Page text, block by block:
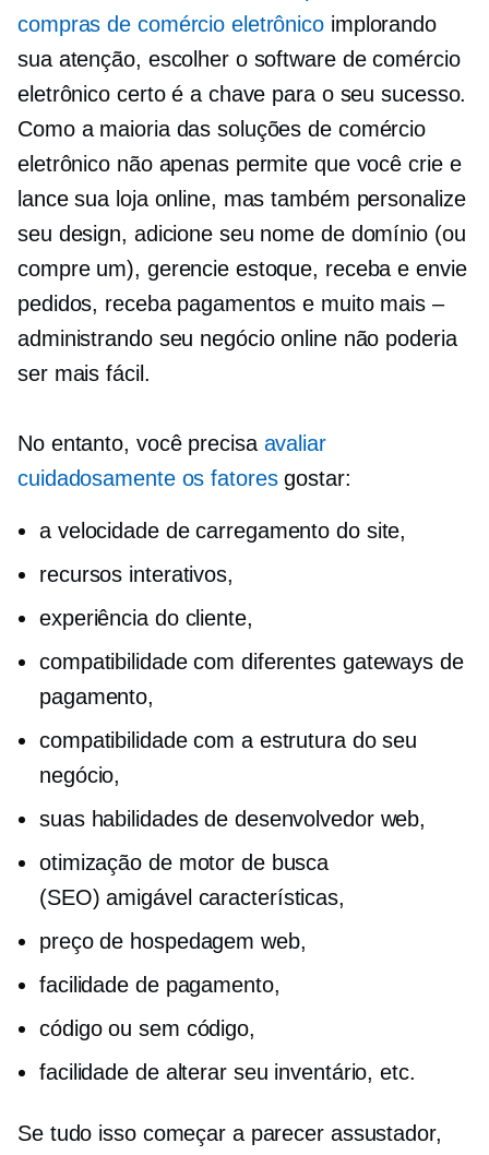
compras de comércio eletrônico implorando
sua atenção, escolher o software de comércio
eletrônico certo é a chave para o seu sucesso.
Como a maioria das soluções de comércio
eletrônico não apenas permite que você crie e
lance sua loja online, mas também personalize
seu design, adicione seu nome de domínio (ou
compre um), gerencie estoque, receba e envie
pedidos, receba pagamentos e muito mais –
administrando seu negócio online não poderia
ser mais fácil.
No entanto, você precisa avaliar
cuidadosamente os fatoresgostar:
a velocidade de carregamento do site,
recursos interativos,
experiência do cliente,
compatibilidade com diferentes gateways de
pagamento,
compatibilidade com a estrutura do seu
negócio,
suas habilidades de desenvolvedor web,
otimização de motor de busca
(SEO) amigável características,
preço de hospedagem web,
facilidade de pagamento,
código ousem código,
facilidade de alterar seu inventário, etc.
Se tudo isso começar a parecer assustador,